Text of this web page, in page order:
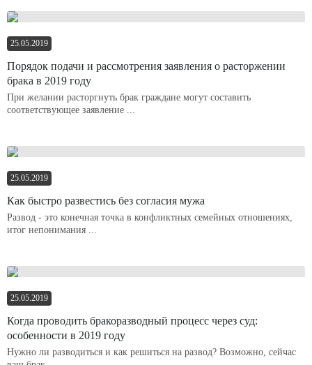
25.05.2019
Порядок подачи и рассмотрения заявления о расторжении
брака в 2019 году
При желании расторгнуть брак граждане могут составить
соответствующее заявление ...
25.05.2019
Как быстро развестись без согласия мужа
Развод - это конечная точка в конфликтных семейных отношениях,
итог непонимания ...
25.05.2019
Когда проводить бракоразводный процесс через суд:
особенности в 2019 году
Нужно ли разводиться и как решиться на развод? Возможно, сейчас